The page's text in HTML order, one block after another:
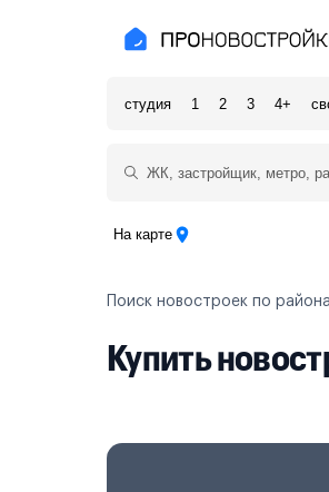
Новостройки в Москве
Рядом с метро
студия 1 2 3 4+
На карте
Поиск новостроек по
Купить